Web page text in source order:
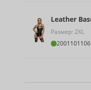
Leather
Размер: 2XL